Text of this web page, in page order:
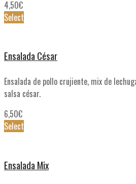
4,50€
Select
Ensalada César
Ensalada de pollo crujiente, mix de
salsa césar.
6,50€
Select
Ensalada Mix